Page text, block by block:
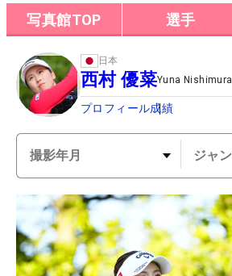
写真館TOP 選手
日本
西村 優菜Yuna Nishimura
プロフィール成績